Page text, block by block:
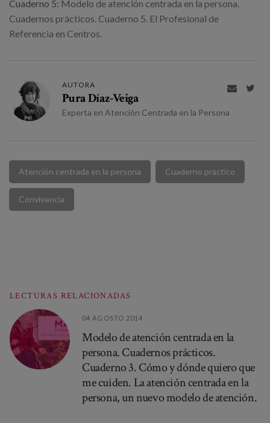
Cuaderno 5: Modelo de atención centrada en la persona.
Cuadernos prácticos. Cuaderno 5. El Profesional de
Referencia en Centros.
AUTORA
Pura Díaz-Veiga
Experta en Atención Centrada en la Persona
 
Atención centrada en la persona Cuaderno practico
Convivencia
LECTURAS RELACIONADAS
04 AGOSTO 2014
Modelo de atención centrada en la
persona. Cuadernos prácticos.
Cuaderno 3. Cómo y dónde quiero que
me cuiden. La atención centrada en la
persona, un nuevo modelo de atención.